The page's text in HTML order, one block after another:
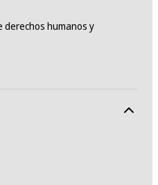
derechos humanos y